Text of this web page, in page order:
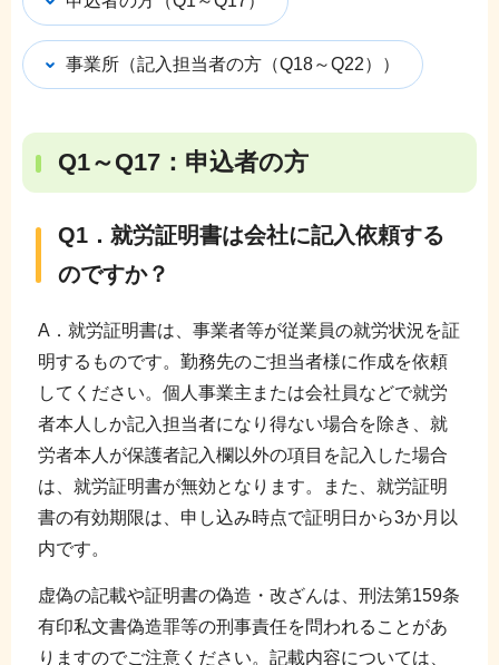
事業所（記入担当者の方（Q18～Q22））
Q1～Q17：申込者の方
Q1．就労証明書は会社に記入依頼する
のですか？
A．就労証明書は、事業者等が従業員の就労状況を証
明するものです。勤務先のご担当者様に作成を依頼
してください。個人事業主または会社員などで就労
者本人しか記入担当者になり得ない場合を除き、就
労者本人が保護者記入欄以外の項目を記入した場合
は、就労証明書が無効となります。また、就労証明
書の有効期限は、申し込み時点で証明日から3か月以
内です。
虚偽の記載や証明書の偽造・改ざんは、刑法第159条
有印私文書偽造罪等の刑事責任を問われることがあ
りますのでご注意ください。記載内容については、